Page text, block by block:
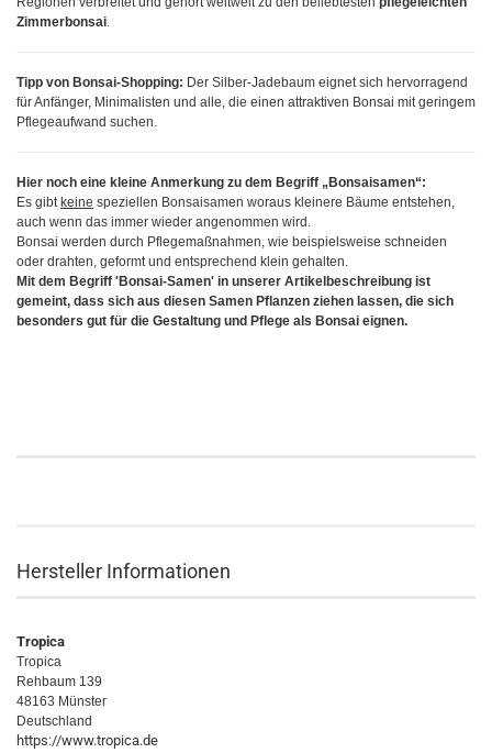
Zimmerbonsai.
Tipp von Bonsai-Shopping: Der Silber-Jadebaum eignet sich hervorragend
für Anfänger, Minimalisten und alle, die einen attraktiven Bonsai mit geringem
Pflegeaufwand suchen.
Hier noch eine kleine Anmerkung zu dem Begriff „Bonsaisamen“:
Es gibt keine speziellen Bonsaisamen woraus kleinere Bäume entstehen,
auch wenn das immer wieder angenommen wird.
Bonsai werden durch Pflegemaßnahmen, wie beispielsweise schneiden
oder drahten, geformt und entsprechend klein gehalten.
Mit dem Begriff 'Bonsai-Samen' in unserer Artikelbeschreibung ist
gemeint, dass sich aus diesen Samen Pflanzen ziehen lassen, die sich
besonders gut für die Gestaltung und Pflege als Bonsai eignen.
Hersteller Informationen
Tropica
Tropica
Rehbaum 139
48163 Münster
Deutschland
https://www.tropica.de